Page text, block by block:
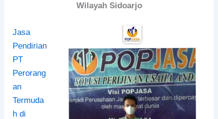
Wilayah Sidoarjo
Jasa
Pendirian
PT
Perorang
an
Termuda
h di